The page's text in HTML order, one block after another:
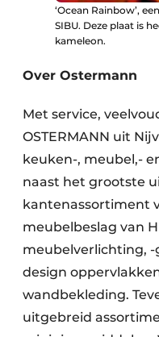
‘Ocean Rainbow’,
SIBU. Deze plaat is
kameleon.
Over Ostermann
Met service,
OSTERMANN uit
keuken-, meubel,-
naast het grootste
kantenassortiment
meubelbeslag van
meubelverlichting,
design
wandbekleding.
uitgebreid